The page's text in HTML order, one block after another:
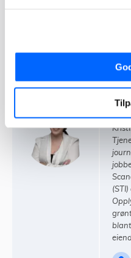
motta pristilbud fra flere
Det er helt gratis og
en vinn-vinn situasjon!